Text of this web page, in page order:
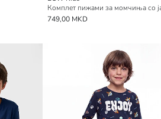
749,00 MKD